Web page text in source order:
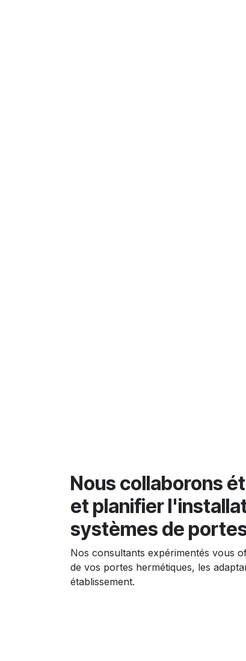
Nous collaborons
et planifier
systèmes de
Nos consultants expérimentés vous
de vos portes hermétiques, les
établissement.